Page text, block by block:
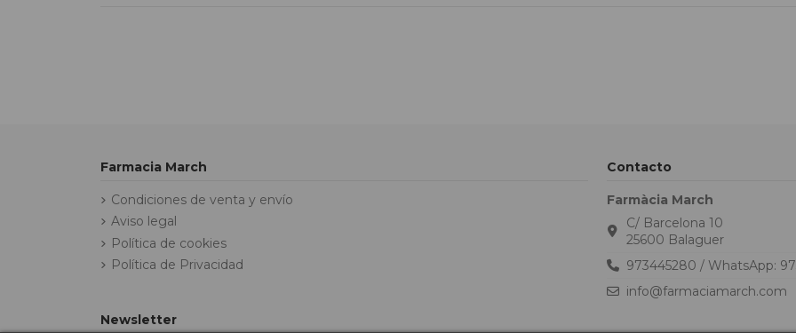
Farmacia March
Condiciones de venta y envío
Aviso legal
Política de cookies
Política de Privacidad
Contacto
Farmàcia March
C/ Barcelona 10
25600 Balaguer
973445280 / WhatsApp:
info@farmaciamarch.com
Newsletter